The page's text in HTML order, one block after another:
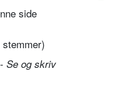
side
stemmer)
Se og skriv